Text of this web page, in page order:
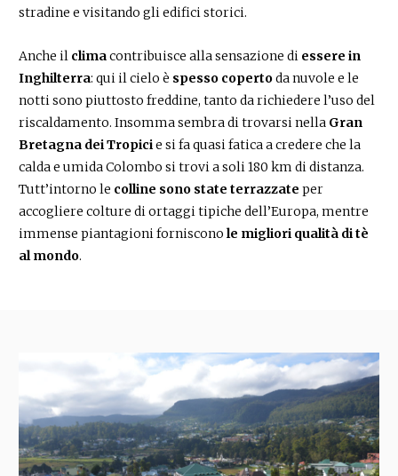
stradine e visitando gli edifici storici.
Anche il climacontribuisce alla sensazione di essere in
Inghilterra: qui il cielo è spesso copertoda nuvole e le
notti sono piuttosto freddine, tanto da richiedere l’uso del
riscaldamento. Insomma sembra di trovarsi nella Gran
Bretagna dei Tropicie si fa quasi fatica a credere che la
calda e umida Colombo si trovi a soli 180 km di distanza.
Tutt’intorno le colline sono state terrazzate per
accogliere colture di ortaggi tipiche dell’Europa, mentre
immense piantagioni forniscono le migliori qualità di tè
al mondo.